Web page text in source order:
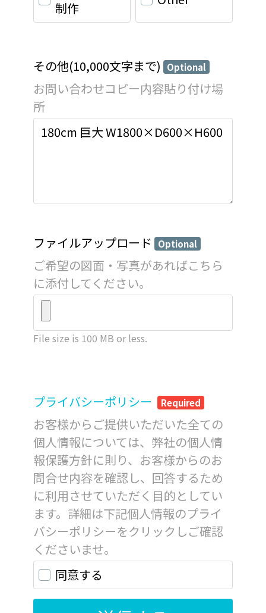
制作
その他(10,000文字まで) Optional
お問い合わせコピー内容貼り付け場
所
ファイルアップロード Optional
ご希望の図面・写真があればこちら
に添付してください。
File size is 100 MB or less.
プライバシーポリシー Required
お客様からご提供いただいた全ての
個人情報については、弊社の個人情
報保護方針に則り、お客様からのお
問合せ内容を確認し、回答するため
に利用させていただく目的としてい
ます。詳細は下記個人情報のプライ
バシーポリシーをクリックしご確認
くださいませ。
同意する